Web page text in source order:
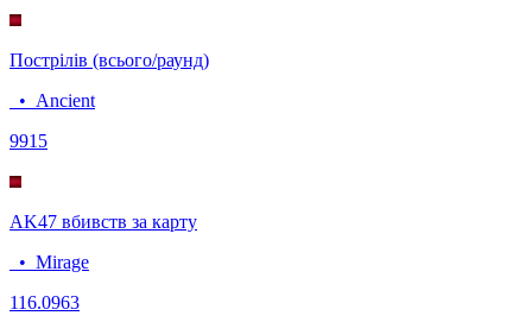
Пострілів (всього/раунд)
• Ancient
9915
AK47 вбивств за карту
• Mirage
116.0963